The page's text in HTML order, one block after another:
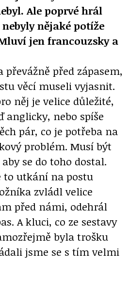
Ale poprvé hrál
nějaké potíže
jen francouzsky a
před zápasem,
věcí museli vyjasnit.
něj je velice důležité,
anglicky, nebo spíše
pár, co je potřeba na
problém. Musí být
se do toho dostal.
to utkání na postu
zvládl velice
před námi, odehrál
A kluci, co ze sestavy
byla trošku
jsme se s tím velmi